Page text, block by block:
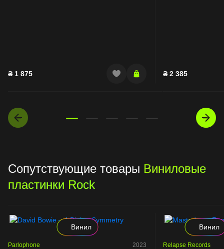
₴ 1 875 ₴ 2 385
Сопутствующие товары Виниловые
пластинки Rock
Винил
Parlophone 2023
Винил
Relapse Records